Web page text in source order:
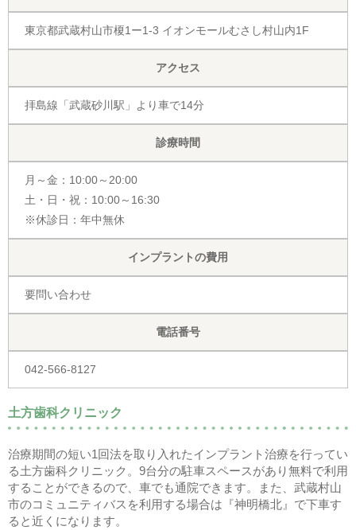
東京都武蔵村山市榎1ー1-3 イオンモールむさし村山内1F
アクセス
拝島線「武蔵砂川駅」より車で14分
診療時間
月～金：10:00～20:00
土・日・祝：10:00～16:30
※休診日：年中無休
インプラントの費用
要問い合わせ
電話番号
042-566-8127
土方歯科クリニック
治療期間の短い1回法を取り入れたインプラント治療を行ってい
る土方歯科クリニック。9台分の駐車スペースがあり無料で利用
することができるので、車でも通院できます。また、武蔵村山
市のコミュニティバスを利用する場合は『神明橋北』で下車す
ると近くになります。